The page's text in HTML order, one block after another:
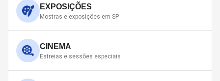
EXPOSIÇÕES
Mostras e exposições em SP
CINEMA
Estreias e sessões especiais